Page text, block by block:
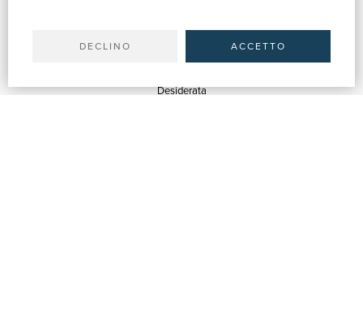
DECLINO ACCETTO
Spedizioni
Desiderata